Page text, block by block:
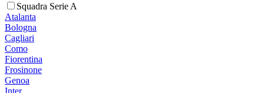
Squadra Serie A
Atalanta
Bologna
Cagliari
Como
Fiorentina
Frosinone
Genoa
Inter